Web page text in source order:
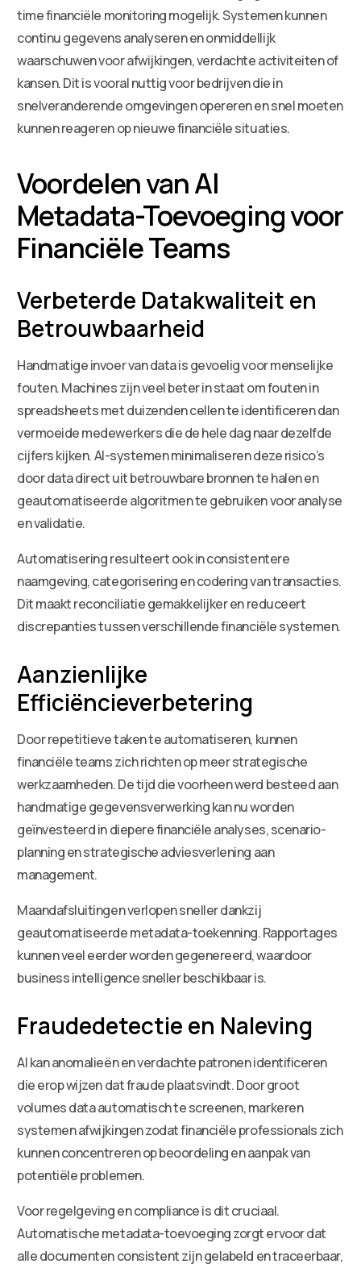
time financiële monitoring mogelijk. Systemen kunnen
continu gegevens analyseren en onmiddellijk
waarschuwen voor afwijkingen, verdachte activiteiten of
kansen. Dit is vooral nuttig voor bedrijven die in
snelveranderende omgevingen opereren en snel moeten
kunnen reageren op nieuwe financiële situaties.
Voordelen van AI
Metadata-Toevoeging voor
Financiële Teams
Verbeterde Datakwaliteit en
Betrouwbaarheid
Handmatige invoer van data is gevoelig voor menselijke
fouten. Machines zijn veel beter in staat om fouten in
spreadsheets met duizenden cellen te identificeren dan
vermoeide medewerkers die de hele dag naar dezelfde
cijfers kijken. AI-systemen minimaliseren deze risico’s
door data direct uit betrouwbare bronnen te halen en
geautomatiseerde algoritmen te gebruiken voor analyse
en validatie.
Automatisering resulteert ook in consistentere
naamgeving, categorisering en codering van transacties.
Dit maakt reconciliatie gemakkelijker en reduceert
discrepanties tussen verschillende financiële systemen.
Aanzienlijke
Efficiëncieverbetering
Door repetitieve taken te automatiseren, kunnen
financiële teams zich richten op meer strategische
werkzaamheden. De tijd die voorheen werd besteed aan
handmatige gegevensverwerking kan nu worden
geïnvesteerd in diepere financiële analyses, scenario-
planning en strategische adviesverlening aan
management.
Maandafsluitingen verlopen sneller dankzij
geautomatiseerde metadata-toekenning. Rapportages
kunnen veel eerder worden gegenereerd, waardoor
business intelligence sneller beschikbaar is.
Fraudedetectie en Naleving
AI kan anomalieën en verdachte patronen identificeren
die erop wijzen dat fraude plaatsvindt. Door groot
volumes data automatisch te screenen, markeren
systemen afwijkingen zodat financiële professionals zich
kunnen concentreren op beoordeling en aanpak van
potentiële problemen.
Voor regelgeving en compliance is dit cruciaal.
Automatische metadata-toevoeging zorgt ervoor dat
alle documenten consistent zijn gelabeld en traceerbaar,